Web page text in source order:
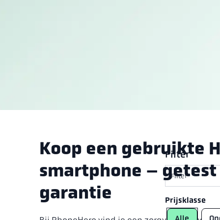
Koop een gebruikte
smartphone –
garantie
Filter
Filter
Prijsklasse